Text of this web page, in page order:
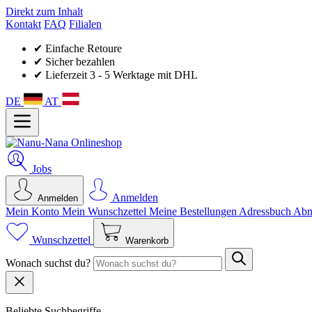
Direkt zum Inhalt
Kontakt FAQ Filialen
✔ Einfache Retoure
✔ Sicher bezahlen
✔ Lieferzeit 3 - 5 Werktage mit DHL
DE AT
Jobs
Anmelden
Anmelden
Mein Konto Mein Wunsch­zettel Meine Bestellungen Adressbuch
Wunschzettel Warenkorb
Wonach suchst du?